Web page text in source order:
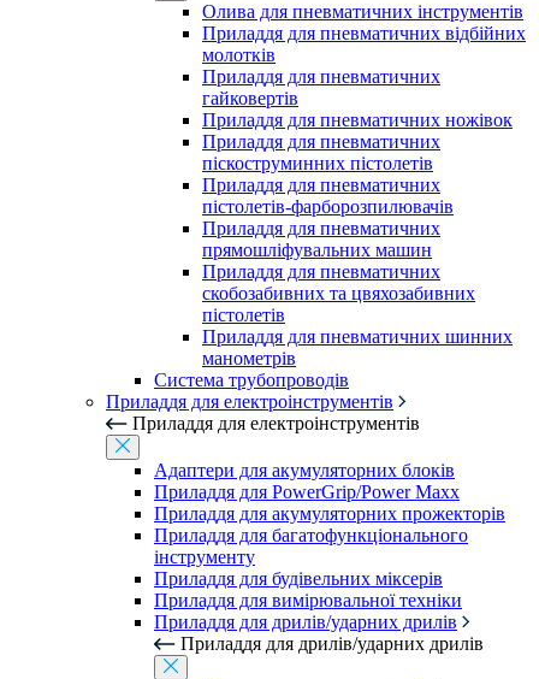
Олива для пневматичних інструментів
Приладдя для пневматичних відбійних
молотків
Приладдя для пневматичних
гайковертів
Приладдя для пневматичних ножівок
Приладдя для пневматичних
піскоструминних пістолетів
Приладдя для пневматичних
пістолетів-фарборозпилювачів
Приладдя для пневматичних
прямошліфувальних машин
Приладдя для пневматичних
скобозабивних та цвяхозабивних
пістолетів
Приладдя для пневматичних шинних
манометрів
Система трубопроводів
Приладдя для електроінструментів
Приладдя для електроінструментів
Адаптери для акумуляторних блоків
Приладдя для PowerGrip/Power Maxx
Приладдя для акумуляторних прожекторів
Приладдя для багатофункціонального
інструменту
Приладдя для будівельних міксерів
Приладдя для вимірювальної техніки
Приладдя для дрилів/ударних дрилів
Приладдя для дрилів/ударних дрилів